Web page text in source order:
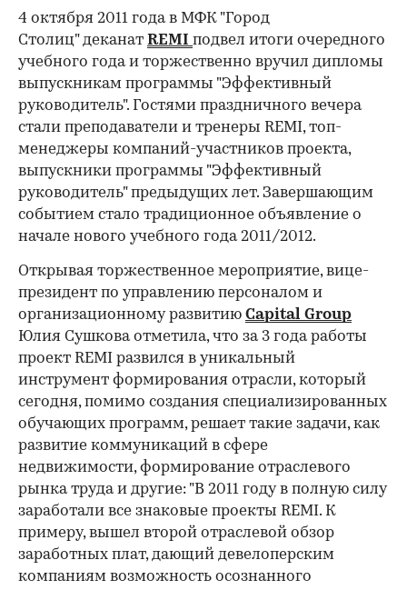
4 октября 2011 года в МФК "Город
Столиц" деканат REMI подвел итоги очередного
учебного года и торжественно вручил дипломы
выпускникам программы "Эффективный
руководитель". Гостями праздничного вечера
стали преподаватели и тренеры REMI, топ-
менеджеры компаний-участников проекта,
выпускники программы "Эффективный
руководитель" предыдущих лет. Завершающим
событием стало традиционное объявление о
начале нового учебного года 2011/2012.
Открывая торжественное мероприятие, вице-
президент по управлению персоналом и
организационному развитию Capital Group
Юлия Сушкова отметила, что за 3 года работы
проект REMI развился в уникальный
инструмент формирования отрасли, который
сегодня, помимо создания специализированных
обучающих программ, решает такие задачи, как
развитие коммуникаций в сфере
недвижимости, формирование отраслевого
рынка труда и другие: "В 2011 году в полную силу
заработали все знаковые проекты REMI. К
примеру, вышел второй отраслевой обзор
заработных плат, дающий девелоперским
компаниям возможность осознанного